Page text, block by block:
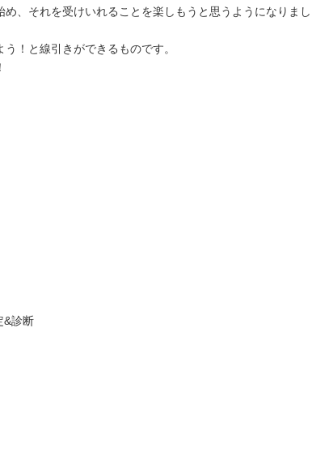
、それを受けいれることを楽しもうと思うようになりまし
！と線引きができるものです。
&診断